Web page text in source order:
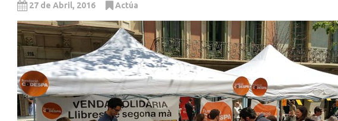
27 de Abril, 2016 Actúa